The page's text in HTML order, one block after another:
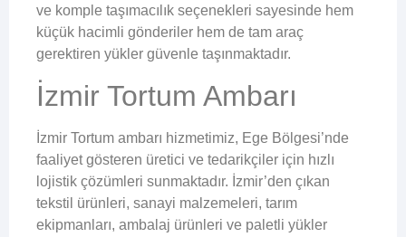
ve komple taşımacılık seçenekleri sayesinde hem
küçük hacimli gönderiler hem de tam araç
gerektiren yükler güvenle taşınmaktadır.
İzmir Tortum Ambarı
İzmir Tortum ambarı hizmetimiz, Ege Bölgesi’nde
faaliyet gösteren üretici ve tedarikçiler için hızlı
lojistik çözümleri sunmaktadır. İzmir’den çıkan
tekstil ürünleri, sanayi malzemeleri, tarım
ekipmanları, ambalaj ürünleri ve paletli yükler